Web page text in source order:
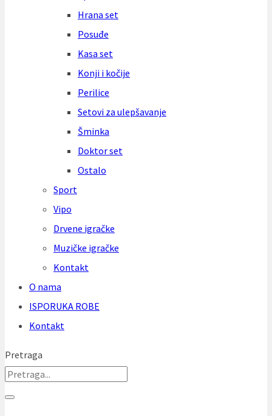
Hrana set
Posuđe
Kasa set
Konji i kočije
Perilice
Setovi za ulepšavanje
Šminka
Doktor set
Ostalo
Sport
Vipo
Drvene igračke
Muzičke igračke
Kontakt
O nama
ISPORUKA ROBE
Kontakt
Pretraga